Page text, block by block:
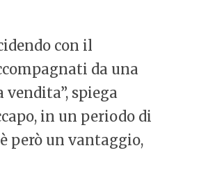
con il
da una
spiega
in un periodo di
però un vantaggio,